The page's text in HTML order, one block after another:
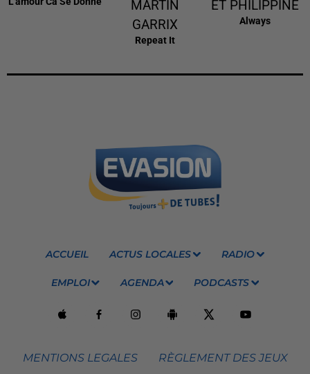
MARTIN
GARRIX
Repeat It
ET PHILIPPINE
Always
ACCUEIL ACTUS LOCALES RADIO
EMPLOI AGENDA PODCASTS
MENTIONS LEGALES RÈGLEMENT DES JEUX